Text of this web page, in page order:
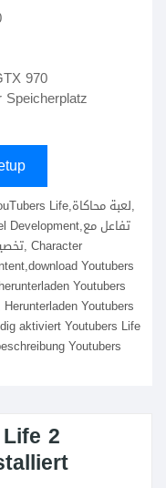
970
Youtubers
Youtubers
aktiviert Youtubers Life
Youtubers
2